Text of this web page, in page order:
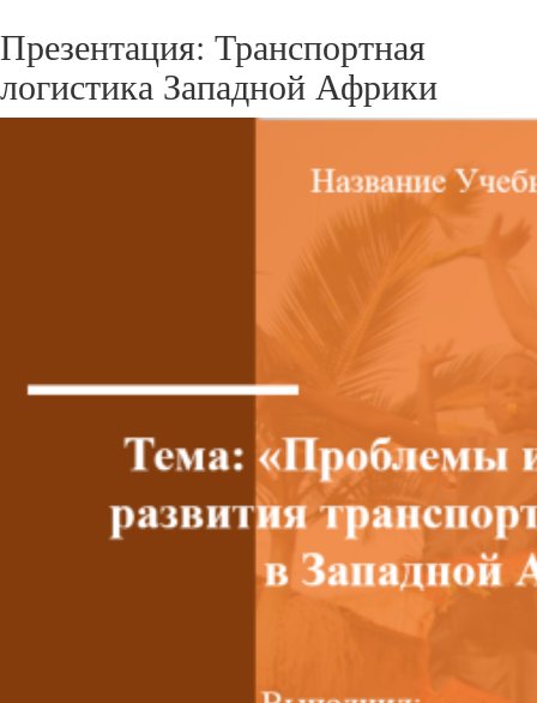
Презентация: Транспортная
логистика Западной Африки